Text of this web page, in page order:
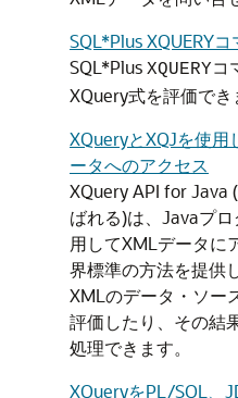
SQL*Plus XQUERY
SQL*Plus XQUERYコ
XQuery式を評価でき
XQueryとXQJを使
ータへのアクセス
XQuery API for Java
ばれる)は、Javaプ
用してXMLデータに
界標準の方法を提供
XMLのデータ・ソー
評価したり、その結
処理できます。
XQueryをPL/SQL、